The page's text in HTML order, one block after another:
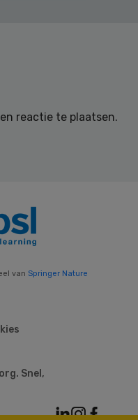
reactie te plaatsen.
van Springer Nature
Snel,